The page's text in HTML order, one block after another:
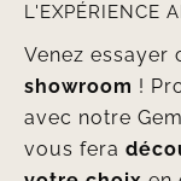
L'EXPÉRIENCE
Venez essayer
showroom !
avec notre
vous fera